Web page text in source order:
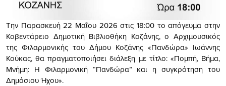
Την Παρασκευή 22 Μαΐου 2026 στις 18:00 το απόγευμα στην
Κοβεντάρειο Δημοτική Βιβλιοθήκη Κοζάνης, ο Αρχιμουσικός
της Φιλαρμονικής του Δήμου Κοζάνης «Πανδώρα» Ιωάννης
Κούκας, θα πραγματοποιήσει διάλεξη με τίτλο: «Πομπή, Βήμα,
Μνήμη: Η Φιλαρμονική “Πανδώρα” και η συγκρότηση του
Δημόσιου Ήχου».